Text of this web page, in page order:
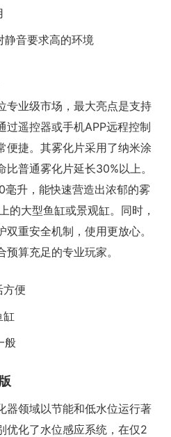
音要求高的环境
专业级市场，最大亮点是支持
过遥控器或手机APP远程控制
便捷。其雾化片采用了纳米涂
普通雾化片延长30%以上。
升，能快速营造出浓郁的雾
的大型鱼缸或景观缸。同时，
重安全机制，使用更放心。
算充足的专业玩家。
方便
缸
般
器领域以节能和低水位运行著
优化了水位感应系统，在仅2